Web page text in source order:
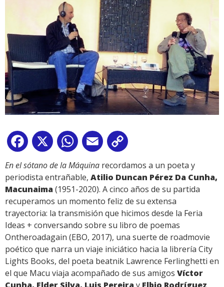
Facebook
X WhatsApp
Email
Link
En el sótano de la Máquina recordamos a un poeta y
periodista entrañable, Atilio Duncan Pérez Da Cunha,
Macunaima (1951-2020). A cinco años de su partida
recuperamos un momento feliz de su extensa
trayectoria: la transmisión que hicimos desde la Feria
Ideas + conversando sobre su libro de poemas
Ontheroadagain (EBO, 2017), una suerte de roadmovie
poético que narra un viaje iniciático hacia la librería City
Lights Books, del poeta beatnik Lawrence Ferlinghetti en
el que Macu viaja acompañado de sus amigos Víctor
Cunha, Elder Silva, Luis Pereira y Elbio Rodríguez